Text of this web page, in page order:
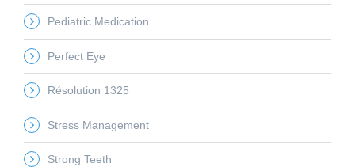
Pediatric Medication
Perfect Eye
Résolution 1325
Stress Management
Strong Teeth